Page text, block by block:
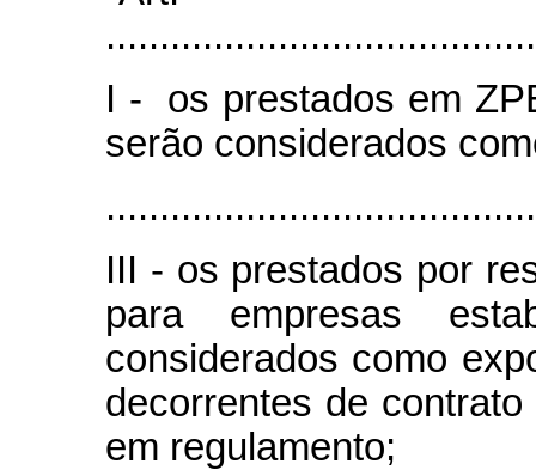
I - os prestados em
serão considerados
III - os prestados por
para empresas
considerados como
decorrentes de
em regulamento;